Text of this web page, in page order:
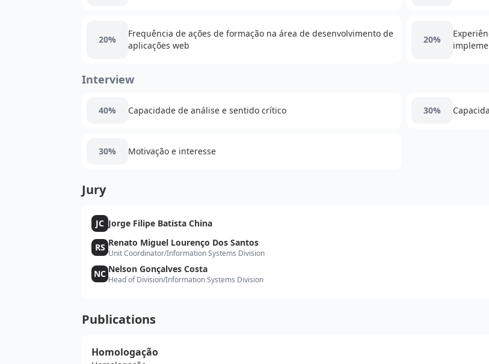
20%
Frequência de ações de formação na área de desenvolvimento de
aplicações web
20%
Interview
40% Capacidade de análise e sentido crítico 30%
30% Motivação e interesse
Jury
JC Jorge Filipe Batista China
RS Renato Miguel Lourenço Dos Santos
Unit Coordinator/Information Systems Division
NC Nelson Gonçalves Costa
Head of Division/Information Systems Division
Publications
Homologação